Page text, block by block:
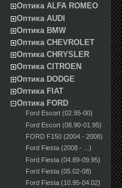
Оптика ALFA ROMEO
Оптика AUDI
Оптика BMW
Оптика CHEVROLET
Оптика CHRYSLER
Оптика CITROEN
Оптика DODGE
Оптика FIAT
Оптика FORD
Ford Escort (02.95-00)
Ford Escort (08.90-01.95)
FORD F150 (2004 - 2008)
Ford Fiesta (2008 - ...)
Ford Fiesta (04.89-09.95)
Ford Fiesta (05.02-08)
Ford Fiesta (10.95-04.02)